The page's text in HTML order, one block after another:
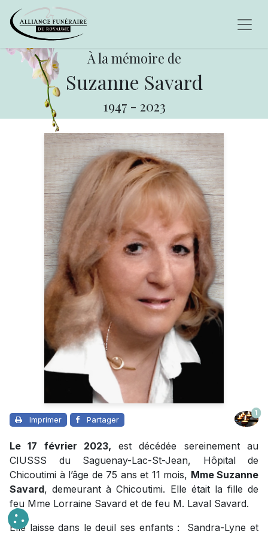
À la mémoire de
Suzanne Savard
1947 - 2023
Imprimer Partager
1
Le 17 février 2023, est décédée sereinement au
CIUSSS du Saguenay-Lac-St-Jean, Hôpital de
Chicoutimi à l’âge de 75 ans et 11 mois, Mme Suzanne
Savard, demeurant à Chicoutimi. Elle était la fille de
feu Mme Lorraine Savard et de feu M. Laval Savard.
Elle laisse dans le deuil ses enfants : Sandra-Lyne et